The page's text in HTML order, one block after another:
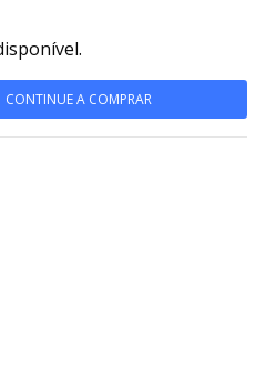
CONTINUE A COMPRAR